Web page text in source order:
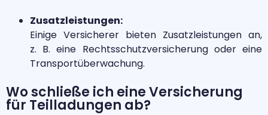
Zusatzleistungen:
Einige Versicherer bieten Zusatzleistungen an,
z. B. eine Rechtsschutzversicherung oder eine
Transportüberwachung.
Wo schließe ich eine Versicherung
für Teilladungen ab?